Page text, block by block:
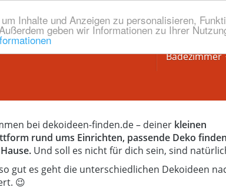
Inhalte und Anzeigen zu personalisieren,
geben wir Informationen zu Ihrer
Badezimmer
bei dekoideen-finden.de – deiner kleinen
rund ums Einrichten, passende Deko
Und soll es nicht für dich sein, sind
gut es geht die unterschiedlichen Dekoideen
😉